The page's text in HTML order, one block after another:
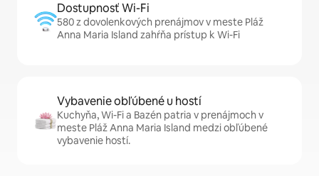
Dostupnosť Wi-Fi
580 z dovolenkových prenájmov v meste Pláž
Anna Maria Island zahŕňa prístup k Wi-Fi
Vybavenie obľúbené u hostí
Kuchyňa, Wi-Fi a Bazén patria v prenájmoch v
meste Pláž Anna Maria Island medzi obľúbené
vybavenie hostí.